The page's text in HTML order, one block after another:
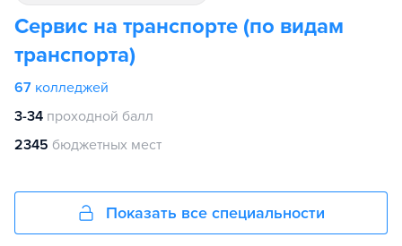
Сервис на транспорте (по видам
транспорта)
67 колледжей
3-34 проходной балл
2345 бюджетных мест
Показать все специальности